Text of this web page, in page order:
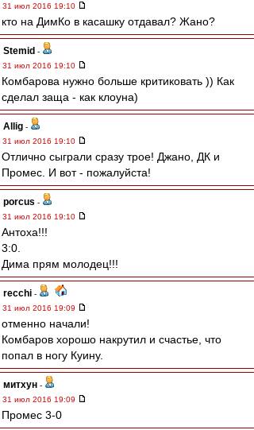
31 июл 2016 19:10
кто на ДимКо в касашку отдавал? Жано?
Stemid -
31 июл 2016 19:10
Комбарова нужно больше критиковать )) Как
сделал заща - как клоуна)
Allig -
31 июл 2016 19:10
Отлично сыграли сразу трое! Джано, ДК и
Промес. И вот - пожалуйста!
porcus -
31 июл 2016 19:10
Антоха!!!
3:0.
Дима прям молодец!!!
recchi -
31 июл 2016 19:09
отменно начали!
Комбаров хорошо накрутил и счастье, что
попал в ногу Куину.
митхун -
31 июл 2016 19:09
Промес 3-0